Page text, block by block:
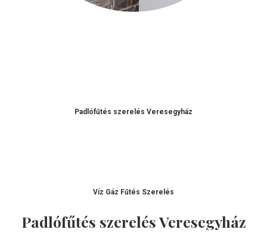
Padlófűtés szerelés Veresegyház
Víz Gáz Fűtés Szerelés
Padlófűtés szerelésVeresegyház